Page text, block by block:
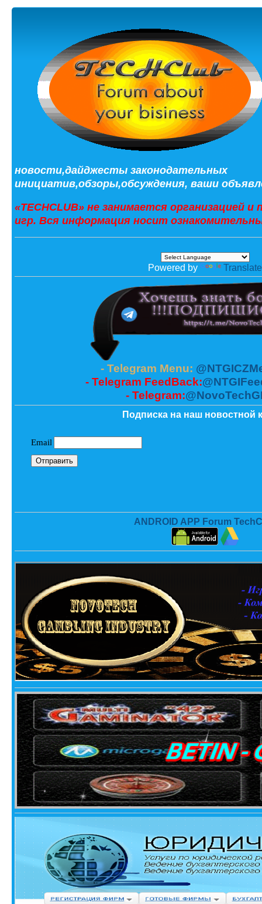
новости,дайджесты законодательных
инициатив,обзоры,обсуждения, ваши
«TECHCLUB» не занимается организацией
игр. Вся информация носит
Powered by Translate
- Telegram Menu:
- Telegram FeedBack:
- Telegram:
Подписка на наш новостной
ANDROID APP Forum